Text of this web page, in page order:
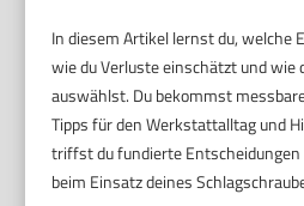
In diesem Artikel lernst du, welche
wie du Verluste einschätzt und wie
auswählst. Du bekommst
Tipps für den Werkstattalltag und
triffst du fundierte
beim Einsatz deines